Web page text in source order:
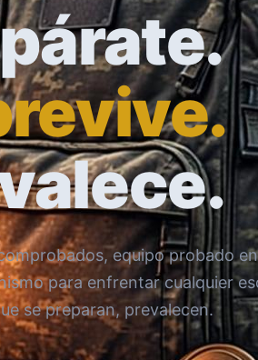
equipo probado
para enfrentar cualquier
se preparan, prevalecen.